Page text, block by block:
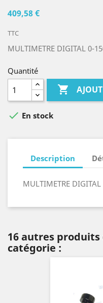
409,58 €
TTC
MULTIMETRE DIGITAL 0-
Quantité

 En stock
Description
MULTIMETRE
16 autres produits
catégorie :